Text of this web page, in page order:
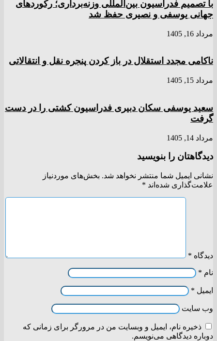
با تصمیم فدراسیون بین‌المللی وزنه‌برداری؛ رکورد‌های
جهانی یوسفی و نصیری حفظ شد
مرداد 16, 1405
ناکامی مجدد استقلال در باز کردن پنجره نقل و انتقالاتی
مرداد 15, 1405
سعید یوسفی سکان دبیری فدراسیون کشتی را در دست
گرفت
مرداد 14, 1405
دیدگاهتان را بنویسید
نشانی ایمیل شما منتشر نخواهد شد. بخش‌های موردنیاز
علامت‌گذاری شده‌اند *
دیدگاه *
نام *
ایمیل *
وب‌ سایت
ذخیره نام، ایمیل و وبسایت من در مرورگر برای زمانی که
دوباره دیدگاهی می‌نویسم.